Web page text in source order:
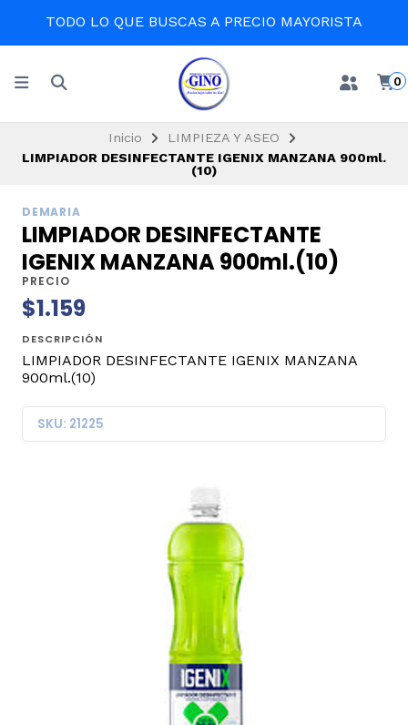
TODO LO QUE BUSCAS A PRECIO MAYORISTA
0
Inicio
LIMPIEZA Y ASEO
LIMPIADOR DESINFECTANTE IGENIX MANZANA 900ml.
(10)
DEMARIA
LIMPIADOR DESINFECTANTE
IGENIX MANZANA 900ml.(10)
PRECIO
$1.159
DESCRIPCIÓN
LIMPIADOR DESINFECTANTE IGENIX MANZANA
900ml.(10)
SKU: 21225